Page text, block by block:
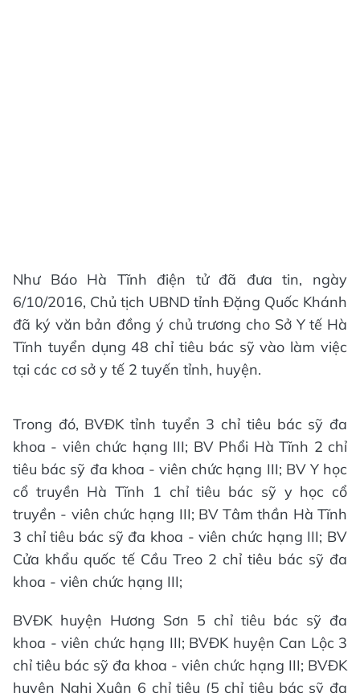
Như Báo Hà Tĩnh điện tử đã đưa tin, ngày
6/10/2016, Chủ tịch UBND tỉnh Đặng Quốc Khánh
đã ký văn bản đồng ý chủ trương cho Sở Y tế Hà
Tĩnh tuyển dụng 48 chỉ tiêu bác sỹ vào làm việc
tại các cơ sở y tế 2 tuyến tỉnh, huyện.
Trong đó, BVĐK tỉnh tuyển 3 chỉ tiêu bác sỹ đa
khoa - viên chức hạng III; BV Phổi Hà Tĩnh 2 chỉ
tiêu bác sỹ đa khoa - viên chức hạng III; BV Y học
cổ truyền Hà Tĩnh 1 chỉ tiêu bác sỹ y học cổ
truyền - viên chức hạng III; BV Tâm thần Hà Tĩnh
3 chỉ tiêu bác sỹ đa khoa - viên chức hạng III; BV
Cửa khẩu quốc tế Cầu Treo 2 chỉ tiêu bác sỹ đa
khoa - viên chức hạng III;
BVĐK huyện Hương Sơn 5 chỉ tiêu bác sỹ đa
khoa - viên chức hạng III; BVĐK huyện Can Lộc 3
chỉ tiêu bác sỹ đa khoa - viên chức hạng III; BVĐK
huyện Nghi Xuân 6 chỉ tiêu (5 chỉ tiêu bác sỹ đa